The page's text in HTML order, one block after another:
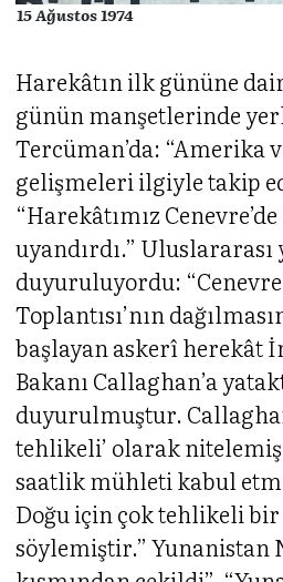
15 Ağustos 1974
Harekâtın ilk gününe
günün manşetlerinde
Tercüman’da: “Amerika
gelişmeleri ilgiyle takip
“Harekâtımız
uyandırdı.” Uluslararası
duyuruluyordu:
Toplantısı’nın
başlayan askerî herekât
Bakanı Callaghan’a
duyurulmuştur.
tehlikeli’ olarak
saatlik mühleti kabul
Doğu için çok tehlikeli
söylemiştir.” Yunanistan